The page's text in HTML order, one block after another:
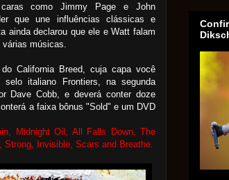
como Jimmy Page e John
que une influências clássicas e
ainda declarou que ele e Watt falam
músicas.
California Breed, cuja capa você
italiano Frontiers, na segunda
Dave Cobb, e deverá conter doze
a faixa bônus "Sold" e um DVD
Midnight Oil, All Falls Down, The
Invisible, Scars and Breathe.